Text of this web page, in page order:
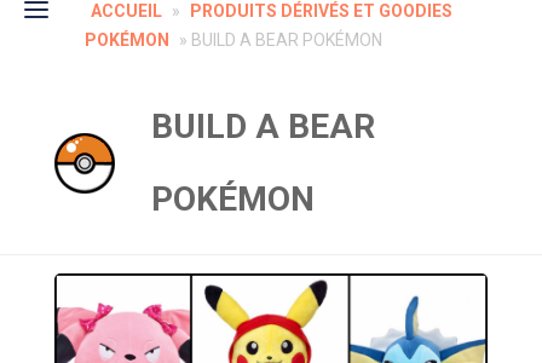
ACCUEIL »
PRODUITS DÉRIVÉS ET GOODIES
POKÉMON
» BUILD A BEAR POKÉMON
BUILD A BEAR
POKÉMON